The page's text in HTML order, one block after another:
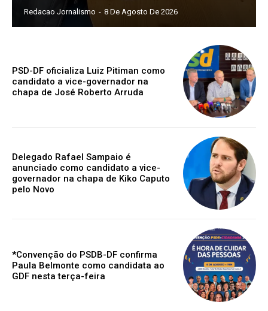
Redacao Jornalismo - 8 De Agosto De 2026
PSD-DF oficializa Luiz Pitiman como
candidato a vice-governador na
chapa de José Roberto Arruda
Delegado Rafael Sampaio é
anunciado como candidato a vice-
governador na chapa de Kiko Caputo
pelo Novo
*Convenção do PSDB-DF confirma
Paula Belmonte como candidata ao
GDF nesta terça-feira